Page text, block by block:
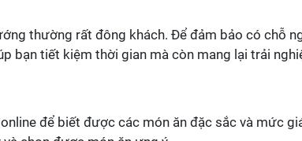
thường rất đông khách. Để đảm bảo có chỗ
bạn tiết kiệm thời gian mà còn mang lại trải
để biết được các món ăn đặc sắc và mức